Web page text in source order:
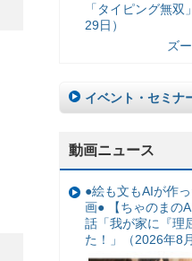
「タイピング無双
29日）
ズ
イベント・セミナ
動画ニュース
●絵も文もAIが作
画● 【ちゃのまの
話「我が家に『理
た！」（2026年8